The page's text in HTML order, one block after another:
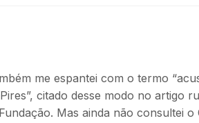
me espantei com o termo
citado desse modo no artigo
Mas ainda não consultei